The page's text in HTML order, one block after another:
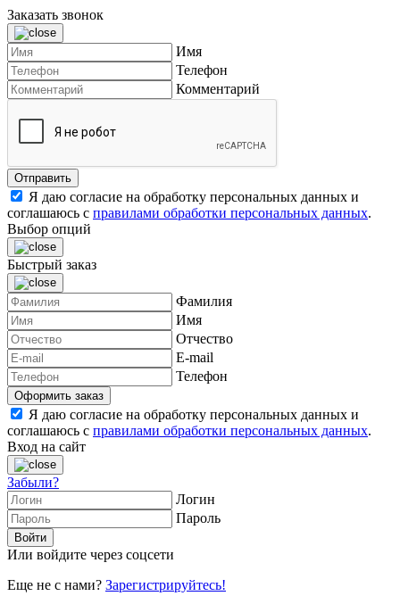
Заказать звонок
Имя
Телефон
Комментарий
Я даю согласие на обработку персональных данных и
соглашаюсь с правилами обработки персональных данных.
Выбор опций
Быстрый заказ
Фамилия
Имя
Отчество
E-mail
Телефон
Я даю согласие на обработку персональных данных и
соглашаюсь с правилами обработки персональных данных.
Вход на сайт
Забыли?
Логин
Пароль
Или войдите через соцсети
Еще не с нами? Зарегистрируйтесь!